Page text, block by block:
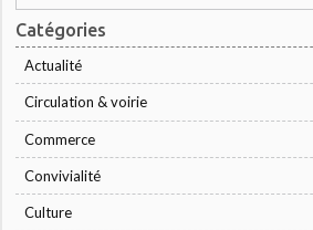
Catégories
Actualité
Circulation & voirie
Commerce
Convivialité
Culture